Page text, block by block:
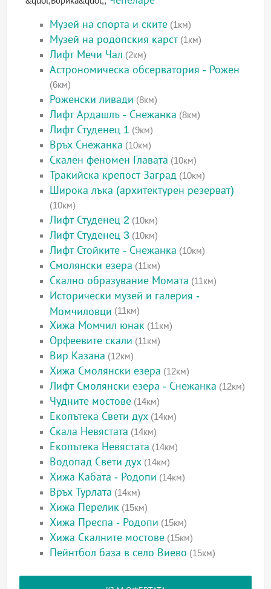
Музей на спорта и ските (1км)
Музей на родопския карст(1км)
Лифт Мечи Чал (2км)
Астрономическа обсерватория - Рожен
(6км)
Роженски ливади (8км)
Лифт Ардашлъ - Снежанка (8км)
Лифт Студенец 1 (9км)
Връх Снежанка (10км)
Скален феномен Главата (10км)
Тракийска крепост Заград (10км)
Широка лъка (архитектурен резерват)
(10км)
Лифт Студенец 2 (10км)
Лифт Студенец 3 (10км)
Лифт Стойките - Снежанка (10км)
Смолянски езера (11км)
Скално образувание Момата (11км)
Исторически музей и галерия -
Момчиловци (11км)
Хижа Момчил юнак (11км)
Орфеевите скали (11км)
Вир Казана (12км)
Хижа Смолянски езера (12км)
Лифт Смолянски езера - Снежанка (12км)
Чудните мостове (14км)
Екопътека Свети дух (14км)
Скала Невястата (14км)
Екопътека Невястата (14км)
Водопад Свети дух (14км)
Хижа Кабата - Родопи (14км)
Връх Турлата (14км)
Хижа Перелик (15км)
Хижа Преспа - Родопи (15км)
Хижа Скалните мостове (15км)
Пейнтбол база в село Виево (15км)